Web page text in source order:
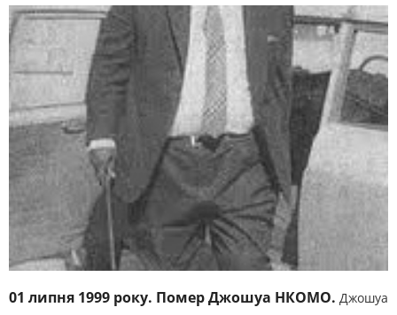
01 липня 1999 року. Помер Джошуа НКОМО. Джошуа